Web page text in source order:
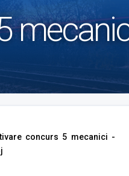
concurs 5 mecanici -